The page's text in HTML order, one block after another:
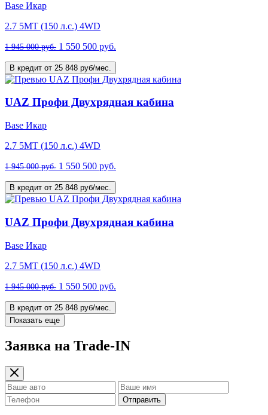
Base Икар
2.7 5MT (150 л.с.) 4WD
1 945 000 руб. 1 550 500 руб.
В кредит от 25 848 руб/мес.
UAZ Профи Двухрядная кабина
Base Икар
2.7 5MT (150 л.с.) 4WD
1 945 000 руб. 1 550 500 руб.
В кредит от 25 848 руб/мес.
UAZ Профи Двухрядная кабина
Base Икар
2.7 5MT (150 л.с.) 4WD
1 945 000 руб. 1 550 500 руб.
В кредит от 25 848 руб/мес.
Показать еще
Заявка на Trade-IN
Отправить